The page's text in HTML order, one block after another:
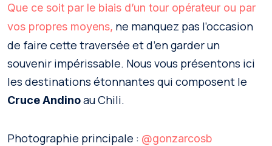
Que ce soit par le biais d’un tour opérateur ou par
vos propres moyens, ne manquez pas l’occasion
de faire cette traversée et d’en garder un
souvenir impérissable. Nous vous présentons ici
les destinations étonnantes qui composent le
Cruce Andinoau Chili.
Photographie principale : @gonzarcosb